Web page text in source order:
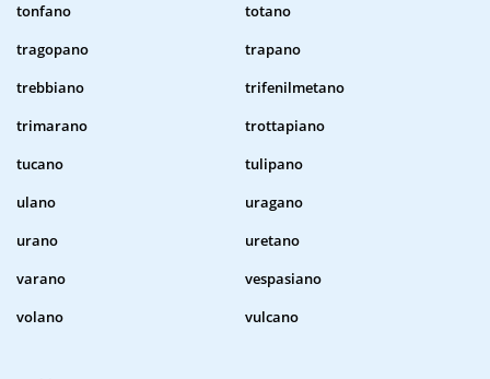
tonfano
totano
tragopano
trapano
trebbiano
trifenilmetano
trimarano
trottapiano
tucano
tulipano
ulano
uragano
urano
uretano
varano
vespasiano
volano
vulcano